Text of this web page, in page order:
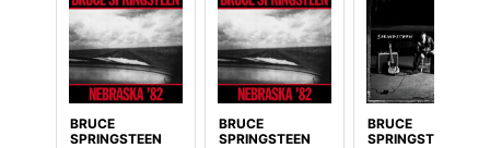
BRUCE
SPRINGSTEEN
BRUCE
SPRINGSTEEN
BRUCE
SPRINGSTEEN